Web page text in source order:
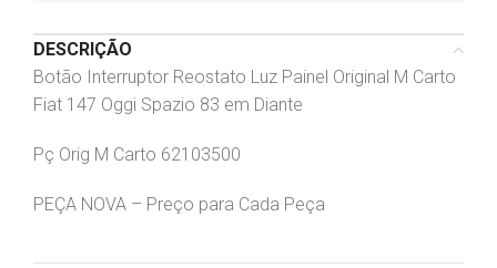
DESCRIÇÃO
Botão Interruptor Reostato Luz Painel Original M Carto
Fiat 147 Oggi Spazio 83 em Diante
Pç Orig M Carto 62103500
PEÇA NOVA – Preço para Cada Peça